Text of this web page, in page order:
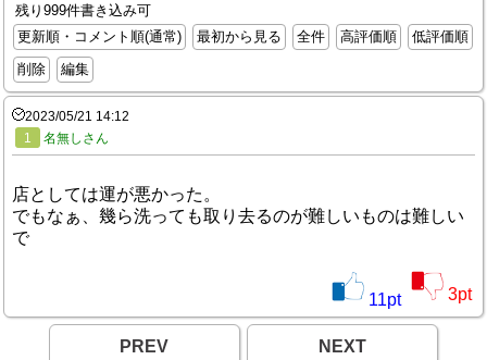
残り999件書き込み可
更新順・コメント順(通常)
最初から見る 全件 高評価順
低評価順
削除
編集
2023/05/21 14:12
1
名無しさん
店としては運が悪かった。
でもなぁ、幾ら洗っても取り去るのが難しいものは難しい
で
11pt 3pt
PREV NEXT